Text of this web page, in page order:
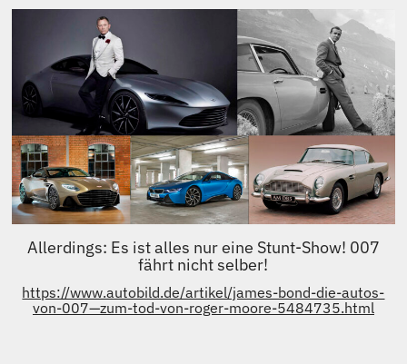
Allerdings: Es ist alles nur eine Stunt-Show! 007
fährt nicht selber!
https://www.autobild.de/artikel/james-bond-die-autos-
von-007—zum-tod-von-roger-moore-5484735.html